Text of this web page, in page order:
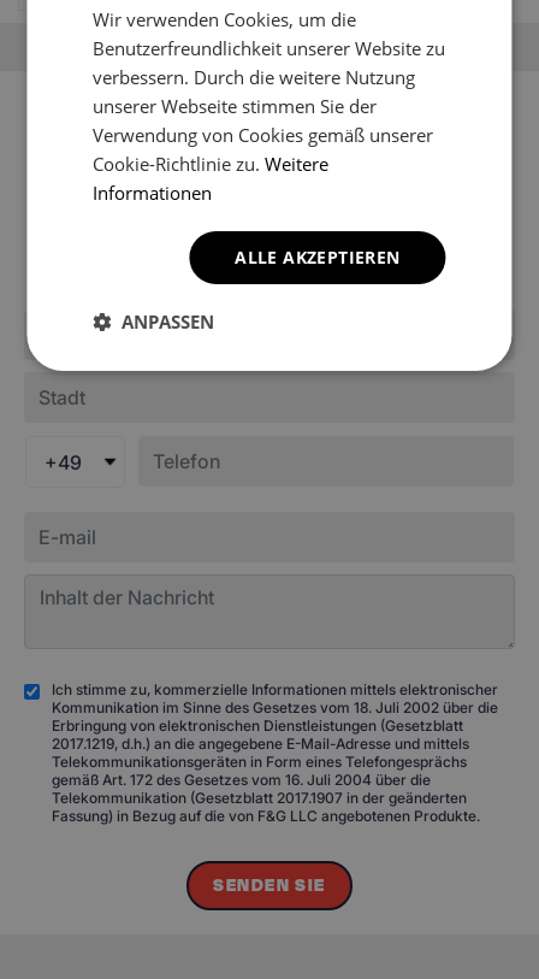
Sie können Ihr Fahrzeugmodell
nicht finden?
Shops aufgenommen worden. Schreiben Sie uns, um
Informationen über die Fußmatten für Ihr Modell zu
+49
Ich stimme zu, kommerzielle Informationen mittels elektronischer
Kommunikation im Sinne des Gesetzes vom 18. Juli 2002 über die
Erbringung von elektronischen Dienstleistungen (Gesetzblatt
2017.1219, d.h.) an die angegebene E-Mail-Adresse und mittels
Telekommunikationsgeräten in Form eines Telefongesprächs
gemäß Art. 172 des Gesetzes vom 16. Juli 2004 über die
Telekommunikation (Gesetzblatt 2017.1907 in der geänderten
Fassung) in Bezug auf die von F&G LLC angebotenen Produkte.
SENDEN SIE
Wir verwenden Cookies, um die
Benutzerfreundlichkeit unserer Website zu
verbessern. Durch die weitere Nutzung
unserer Webseite stimmen Sie der
Verwendung von Cookies gemäß unserer
Cookie-Richtlinie zu.Weitere
Informationen
ALLE AKZEPTIEREN
ANPASSEN